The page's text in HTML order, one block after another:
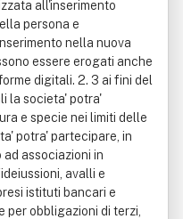
all'inserimento
persona e
nella nuova
essere erogati anche
digitali. 2. 3 ai fini del
la societa' potra'
e specie nei limiti delle
potra' partecipare, in
associazioni in
avalli e
istituti bancari e
per obbligazioni di terzi,